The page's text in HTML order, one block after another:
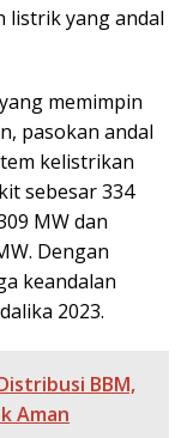
listrik yang andal
memimpin
pasokan andal
kelistrikan
sebesar 334
MW dan
Dengan
keandalan
2023.
BBM,
Aman